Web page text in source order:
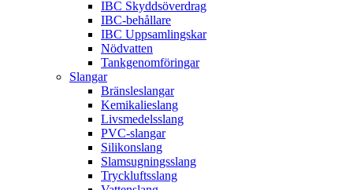
IBC Skyddsöverdrag
IBC-behållare
IBC Uppsamlingskar
Nödvatten
Tankgenomföringar
Slangar
Bränsleslangar
Kemikalieslang
Livsmedelsslang
PVC-slangar
Silikonslang
Slamsugningsslang
Tryckluftsslang